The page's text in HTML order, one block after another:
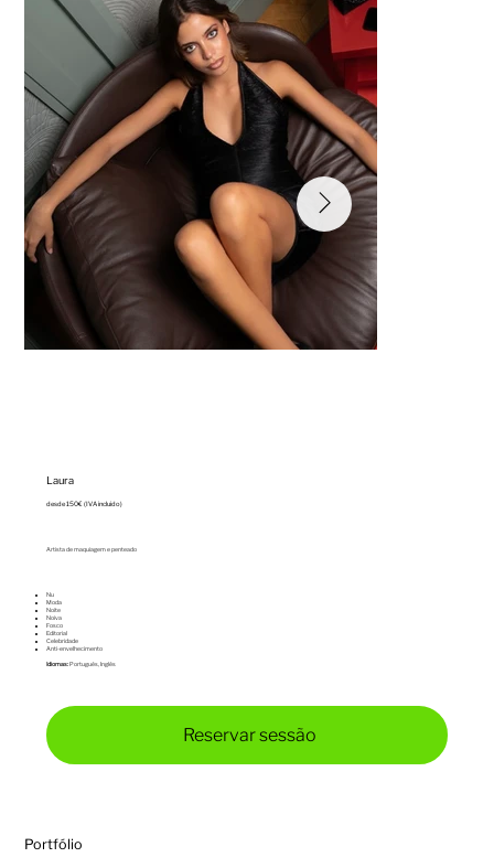
Reservar sessão
Artista de maquiagem e penteado
Laura
desde 150€ (IVA incluido)
Nu
⁠Moda
⁠Noite
⁠Noiva
⁠Fosco
⁠Editorial
⁠Celebridade
Anti-envelhecimento
Idiomas: Português, Inglês
Portfólio